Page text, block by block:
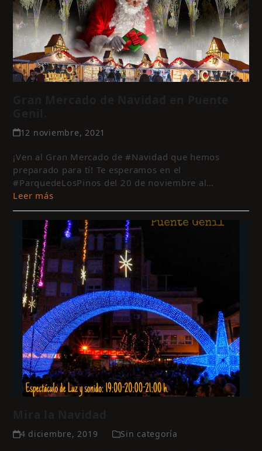
12 noviembre, 2021
¡Ven al Gran Mercado de #Navidad que hemos
preparado para tí! Te esperamos en el
#ParquedeLosPinos del 20 de noviembre al…
Leer más
4 diciembre, 2019 Sin categoría